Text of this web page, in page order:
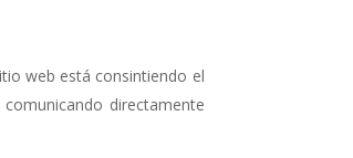
web está consintiendo el
directamente